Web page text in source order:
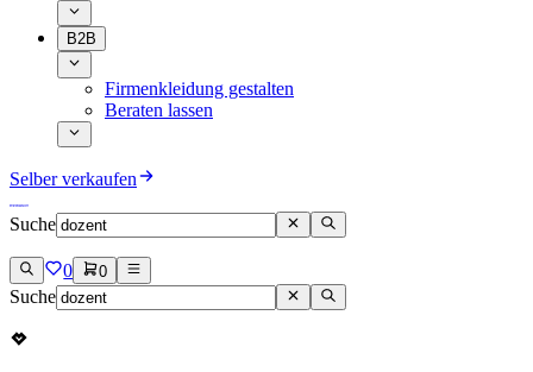
B2B
Firmenkleidung gestalten
Beraten lassen
Selber verkaufen
Suche
0 0
Suche